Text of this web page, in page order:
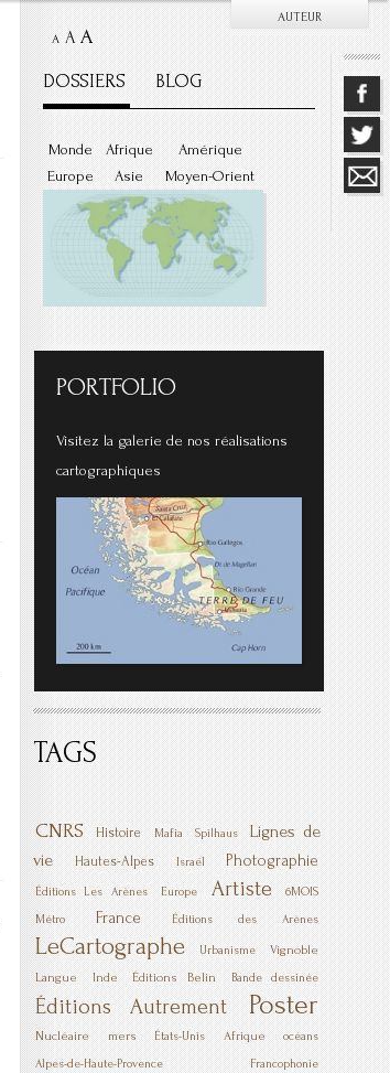
AUTEUR
A A A
DOSSIERS BLOG
Monde
Europe
Afrique
Asie
Amérique
Moyen-Orient
PORTFOLIO
Visitez la galerie de nos réalisations
cartographiques
TAGS
CNRS Histoire Mafia Spilhaus
Lignes de
vie
Hautes-Alpes Israël Photographie
Éditions Les Arènes Europe Artiste 6MOIS
Métro France Éditions des Arènes
LeCartographe Urbanisme
Vignoble
Langue
Inde Éditions Belin Bande dessinée
Éditions Autrement Poster
Nucléaire mers États-Unis Afrique océans
Alpes-de-Haute-Provence Francophonie